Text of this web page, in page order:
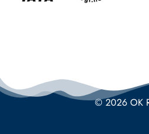
© 2026 OK